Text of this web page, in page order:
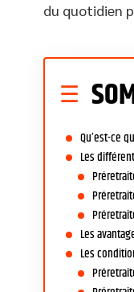
du quotidien
Qu’est-ce
Les
Les
Les